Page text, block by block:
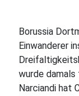
Borussia
Einwanderer
wurde
Narciandi hat